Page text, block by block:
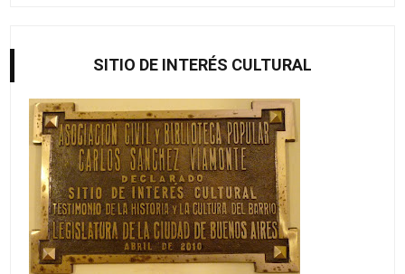
SITIO DE INTERÉS CULTURAL